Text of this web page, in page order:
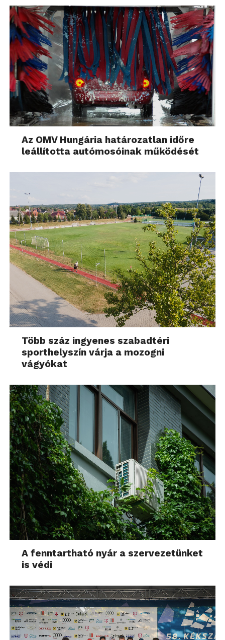
Az OMV Hungária határozatlan időre
leállította autómosóinak működését
Több száz ingyenes szabadtéri
sporthelyszín várja a mozogni
vágyókat
A fenntartható nyár a szervezetünket
is védi